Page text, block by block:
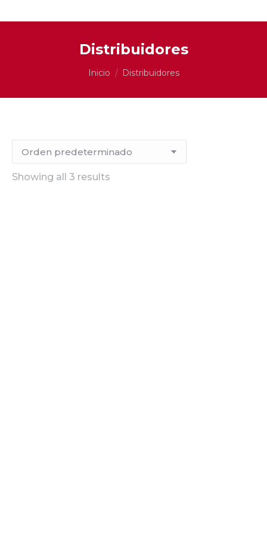
Distribuidores
Estás aquí:
Inicio Distribuidores
Showing all 3 results